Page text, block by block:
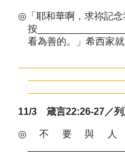
◎ 「耶和華啊，求祢記
按
看為善的。」希西家就
11/3 箴言22:26-27／
◎不要與